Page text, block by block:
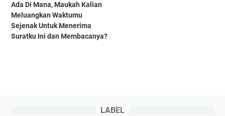
Ada Di Mana, Maukah Kalian
Meluangkan Waktumu
Sejenak Untuk Menerima
Suratku Ini dan Membacanya?
LABEL